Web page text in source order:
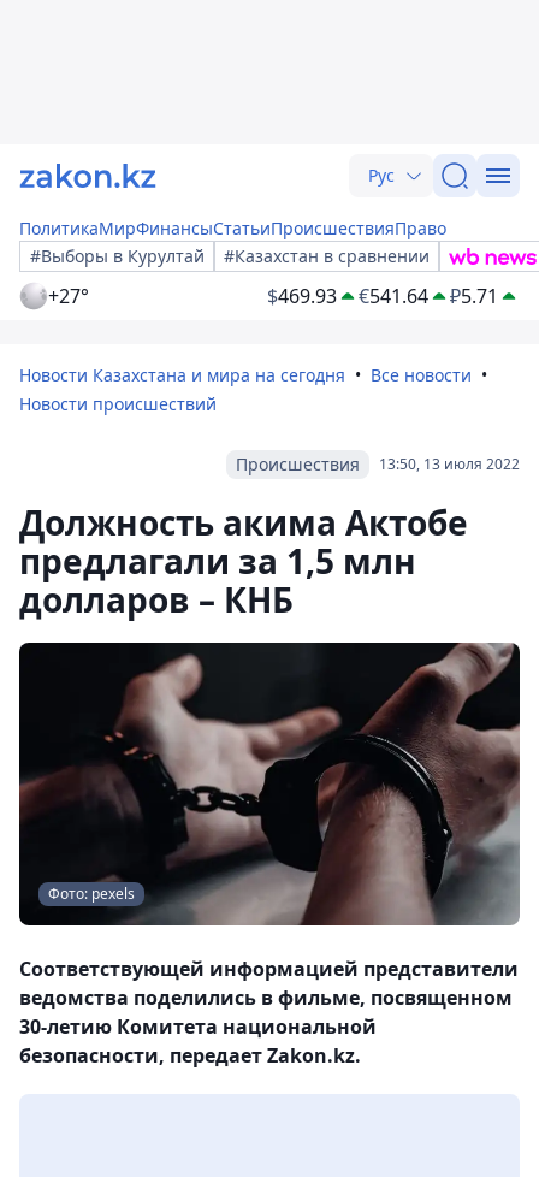
Рус
ПолитикаМирФинансыСтатьиПроисшествияПраво
#Выборы в Курултай
#Казахстан в сравнении
+27° $469.93 €541.64 ₽5.71
Новости Казахстана и мира на сегодня
Все новости
Новости происшествий
13:50, 13 июля 2022
Происшествия
Должность акима Актобе
предлагали за 1,5 млн
долларов – КНБ
Фото: pexels
Соответствующей информацией представители
ведомства поделились в фильме, посвященном
30-летию Комитета национальной
безопасности, передает Zakon.kz.